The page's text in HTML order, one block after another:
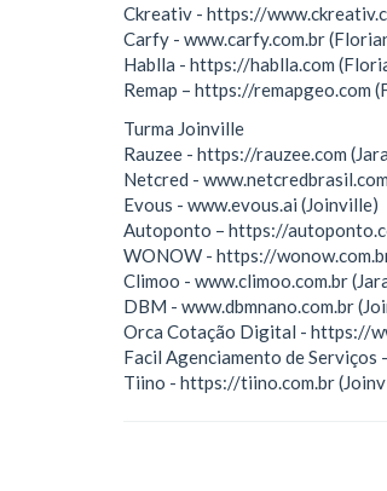
Ckreativ - https://
Carfy - www.carfy.com.br
Hablla - https://hablla.com
Remap – https://remapgeo.com
Turma Joinville
Rauzee - https://rauzee.com
Netcred -
Evous - www.evous.ai (Joinville)
Autoponto – https://
WONOW - https://
Climoo - www.climoo.com.br
DBM - www.dbmnano.com.br
Orca Cotação Digital - https://
Facil Agenciamento de Serviços
Tiino - https://tiino.com.br